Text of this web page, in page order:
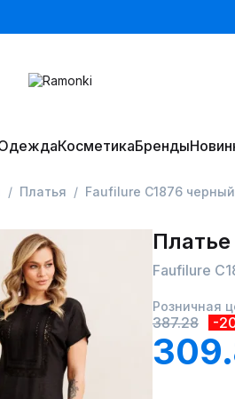
КосметикаБренды
Платья Faufilure C1876 черный
Платье
Faufilure
Розничная
387.28 -